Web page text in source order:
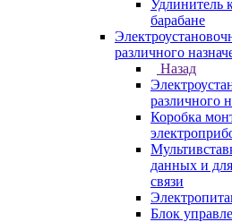
Удлинитель
барабане
различного
Назад
различного
Коробка
данных и
связи
Блок